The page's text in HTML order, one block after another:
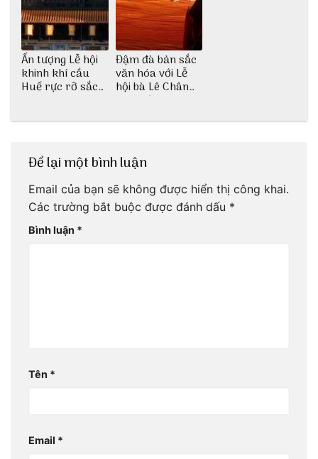
Ấn tượng Lễ hội
khinh khí cầu
Huế rực rỡ sắc
Đậm đà bản sắc
văn hóa với Lễ
hội bà Lê Chân
Hải Phòng
Để lại một bình luận
Email của bạn sẽ không được hiển thị công khai.
Các trường bắt buộc được đánh dấu *
Bình luận *
Tên *
Email *